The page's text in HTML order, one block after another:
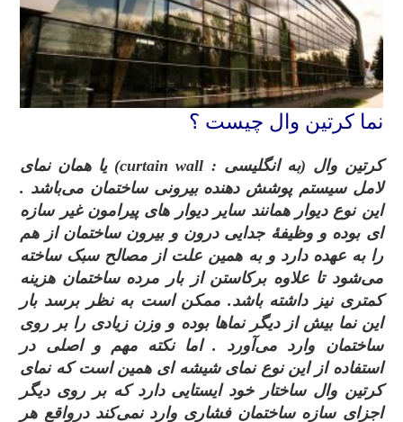
نما کرتین وال چیست ؟
کرتین وال (به انگلیسی : curtain wall) یا همان نمای
لامل سیستم پوشش دهنده بیرونی ساختمان می‌باشد .
این نوع دیوار همانند سایر دیوار های پیرامون غیر سازه‌
ای بوده و وظیفهٔ جدایی درون و بیرون ساختمان از هم
را به عهده دارد و به همین علت از مصالح سبک ساخته
می‌شود تا علاوه برکاستن از بار مرده ساختمان هزینه
کمتری نیز داشته باشد. ممکن است به نظر برسد بار
این نما بیش از دیگر نماها بوده و وزن زیادی را بر روی
ساختمان وارد می‌آورد . اما نکته مهم و اصلی در
استفاده از این نوع نمای شیشه‌ ای همین است که نمای
کرتین وال ساختار خود ایستایی دارد که بر روی دیگر
اجزای سازه ساختمان فشاری وارد نمی‌کند درواقع هر